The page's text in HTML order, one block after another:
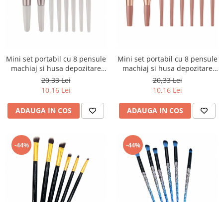
Mini set portabil cu 8 pensule
machiaj si husa depozitare
MP-801gri
20,33 Lei
10,16 Lei
ADAUGA IN COS
Mini set portabil cu 8 pensule
machiaj si husa depozitare
MP-801roz
20,33 Lei
10,16 Lei
ADAUGA IN COS
-44% -44%